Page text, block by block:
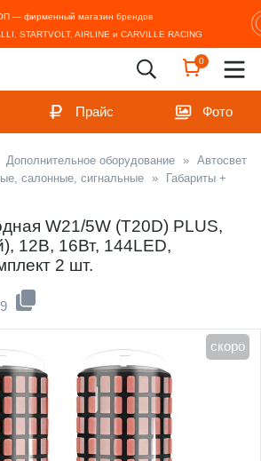
— фирменный магазин брендов
STARTVOLT, AIRLINE и CARVILLE RACING
0
Прайс Фото
Дополнительное оборудование » Автосвет
салонные, сигнальные »
Габариты +
W21/5W (T20D) PLUS,
12В, 16Вт, 144LED,
2 шт.
скоро